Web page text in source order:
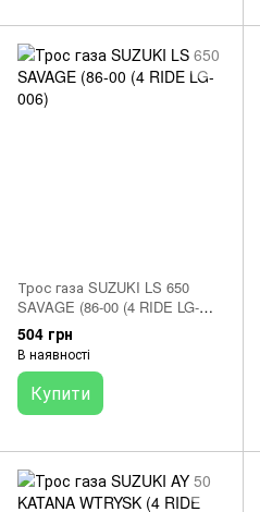
Трос газа SUZUKI LS 650
SAVAGE (86-00 (4 RIDE LG-
006)
504 грн
В наявності
Купити